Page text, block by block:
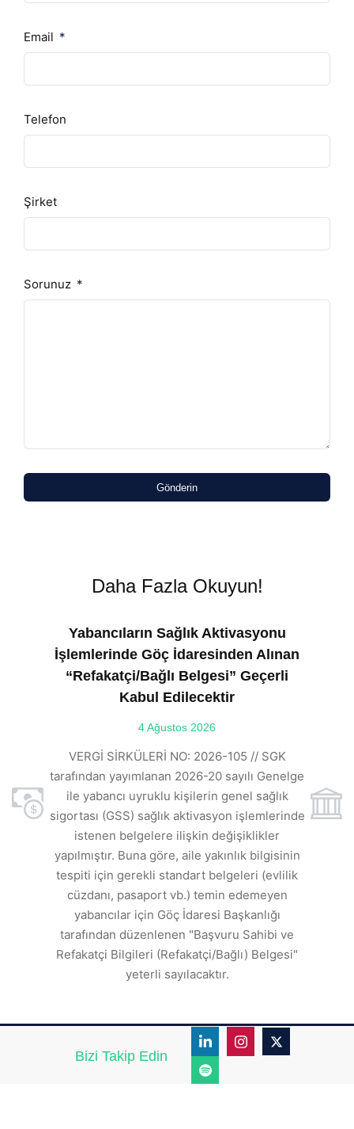
Email
Telefon
Şirket
Sorunuz
Gönderin
Daha Fazla Okuyun!
Yabancıların Sağlık Aktivasyonu
İşlemlerinde Göç İdaresinden Alınan
“Refakatçi/Bağlı Belgesi” Geçerli
Kabul Edilecektir
4 Ağustos 2026
VERGİ SİRKÜLERİ NO: 2026-105 // SGK
tarafından yayımlanan 2026-20 sayılı Genelge
ile yabancı uyruklu kişilerin genel sağlık
sigortası (GSS) sağlık aktivasyon işlemlerinde
istenen belgelere ilişkin değişiklikler
yapılmıştır. Buna göre, aile yakınlık bilgisinin
tespiti için gerekli standart belgeleri (evlilik
cüzdanı, pasaport vb.) temin edemeyen
yabancılar için Göç İdaresi Başkanlığı
tarafından düzenlenen "Başvuru Sahibi ve
Refakatçi Bilgileri (Refakatçi/Bağlı) Belgesi"
yeterli sayılacaktır.
Bizi Takip Edin